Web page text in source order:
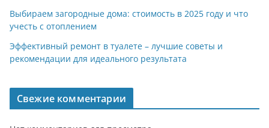
Выбираем загородные дома: стоимость в 2025 году и что
учесть с отоплением
Эффективный ремонт в туалете – лучшие советы и
рекомендации для идеального результата
Свежие комментарии